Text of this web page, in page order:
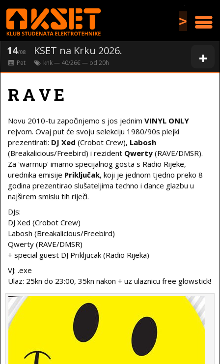
>
+
14/08 KSET na Krku 2026.
Pet knk— 40/26€ — od 20h
R A V E
Novu 2010-tu započinjemo s jos jednim VINYL ONLY
rejvom. Ovaj put će svoju selekciju 1980/90s plejki
prezentirati: DJ Xed (Crobot Crew), Labosh
(Breakalicious/Freebird) i rezident Qwerty (RAVE/DMSR).
Za 'warmup' imamo specijalnog gosta s Radio Rijeke,
urednika emisije Priključak, koji je jednom tjedno preko 8
godina prezentirao slušateljima techno i dance glazbu u
najširem smislu tih riječi.
DJs:
DJ Xed (Crobot Crew)
Labosh (Breakalicious/Freebird)
Qwerty (RAVE/DMSR)
+ special guest DJ Prikljucak (Radio Rijeka)
VJ: .exe
Ulaz: 25kn do 23:00, 35kn nakon + uz ulaznicu free glowstick!